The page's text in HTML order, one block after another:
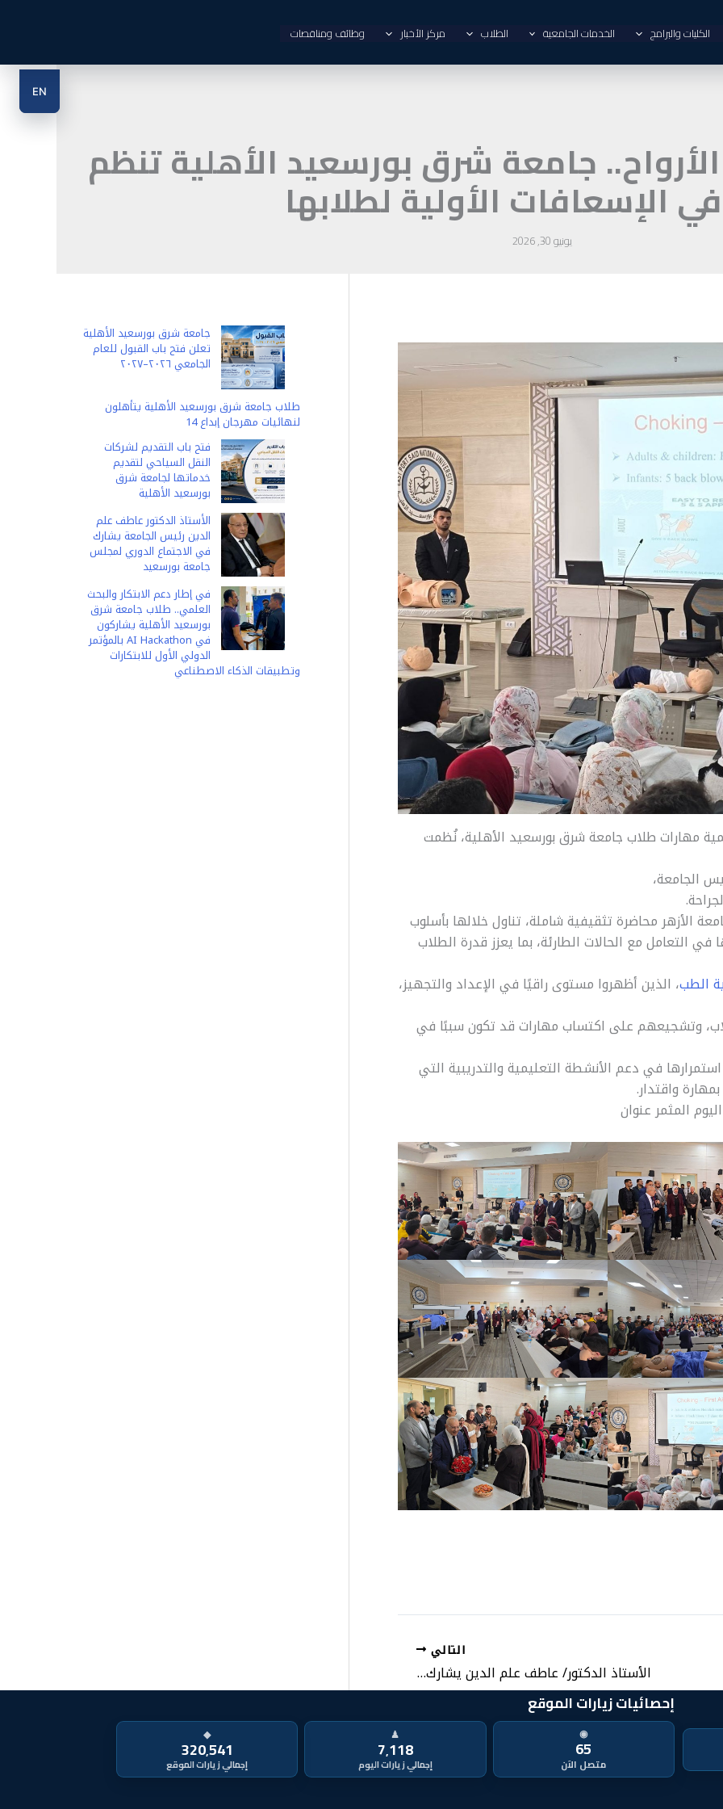
الكليات والبرامج الخدمات الجامعية الطلاب مركز الأخبار وظائف ومناقصات
الأرواح.. جامعة شرق بورسعيد الأهلية تنظم
الإسعافات الأولية لطلابها
يونيو 30, 2026
مهارات طلاب جامعة شرق بورسعيد الأهلية، نُظمت
الجامعة،
الأزهر محاضرة تثقيفية شاملة، تناول خلالها بأسلوب
التعامل مع الحالات الطارئة، بما يعزز قدرة الطلاب
الطب، الذين أظهروا مستوى راقيًا في الإعداد والتجهيز،
وتشجيعهم على اكتساب مهارات قد تكون سببًا في
في دعم الأنشطة التعليمية والتدريبية التي
واقتدار.
المثمر عنوان
التالي
الأستاذ الدكتور/ عاطف علم الدين يشارك في اجتماع مجلس الجامعات الأهلية.. والتأكيد على تعزيز الشراكات الدولية والتميز الأكاديمي
جامعة شرق بورسعيد الأهلية
تعلن فتح باب القبول للعام
الجامعي ٢٠٢٦–٢٠٢٧
طلاب جامعة شرق بورسعيد الأهلية يتأهلون
لنهائيات مهرجان إبداع 14
فتح باب التقديم لشركات
النقل السياحي لتقديم
خدماتها لجامعة شرق
بورسعيد الأهلية
الأستاذ الدكتور عاطف علم
الدين رئيس الجامعة يشارك
في الاجتماع الدوري لمجلس
جامعة بورسعيد
في إطار دعم الابتكار والبحث
العلمي.. طلاب جامعة شرق
بورسعيد الأهلية يشاركون
في AI Hackathon بالمؤتمر
الدولي الأول للابتكارات
وتطبيقات الذكاء الاصطناعي
إحصائيات زيارات الموقع
◉
65
متصل الآن
♟
7٬118
◆
320٬541
EN